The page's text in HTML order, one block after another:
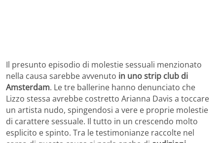
Il presunto episodio di molestie sessuali menzionato
nella causa sarebbe avvenuto in uno strip club di
Amsterdam. Le tre ballerine hanno denunciato che
Lizzo stessa avrebbe costretto Arianna Davis a toccare
un artista nudo, spingendosi a vere e proprie molestie
di carattere sessuale. Il tutto in un crescendo molto
esplicito e spinto. Tra le testimonianze raccolte nel